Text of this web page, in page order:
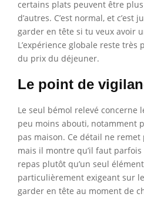
certains plats peuvent être
d’autres. C’est normal, et c’est
garder en tête si tu veux avoir
L’expérience globale reste
du prix du déjeuner.
Le point de
Le seul bémol relevé concerne
peu moins abouti, notamment
pas maison. Ce détail ne remet
mais il montre qu’il faut
repas plutôt qu’un seul
particulièrement exigeant sur
garder en tête au moment de